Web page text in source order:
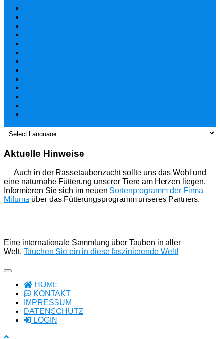
Aktuelle Hinweise
Auch in der Rassetaubenzucht sollte uns das Wohl und
eine naturnahe Fütterung unserer Tiere am Herzen liegen.
Informieren Sie sich im neuen Sortenprogramm der Firma
Mifuma über das Fütterungsprogramm unseres Partners.
Eine internationale Sammlung über Tauben in aller
Welt. Tauchen Sie ein in diese faszinierende Welt!
HOME
KONTAKT
IMPRESSUM
DATENSCHUTZ
LOGIN